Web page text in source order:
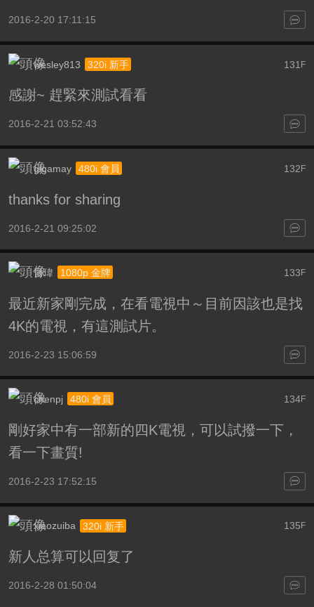
2016-2-20 17:11:15
131 F
wesley813 320i 新手
感謝~ 趕緊來測試看看
2016-2-21 03:52:43
132F
gigamay 480i 會員
thanks for sharing
2016-2-21 09:25:02
133 F
晉瑋 1080p 金牌
最近新家剛完成，在看電視中～目前因該也是找
4K的電視，有這測試片。
2016-2-23 15:06:59
134F
chenpj 480i 會員
剛好家中有一部新的四K電視，可以試撥一下，
看一下畫質!
2016-2-23 17:52:15
135 F
xiaozuiba 320i 新手
新人总算可以回复了
2016-2-28 01:50:04